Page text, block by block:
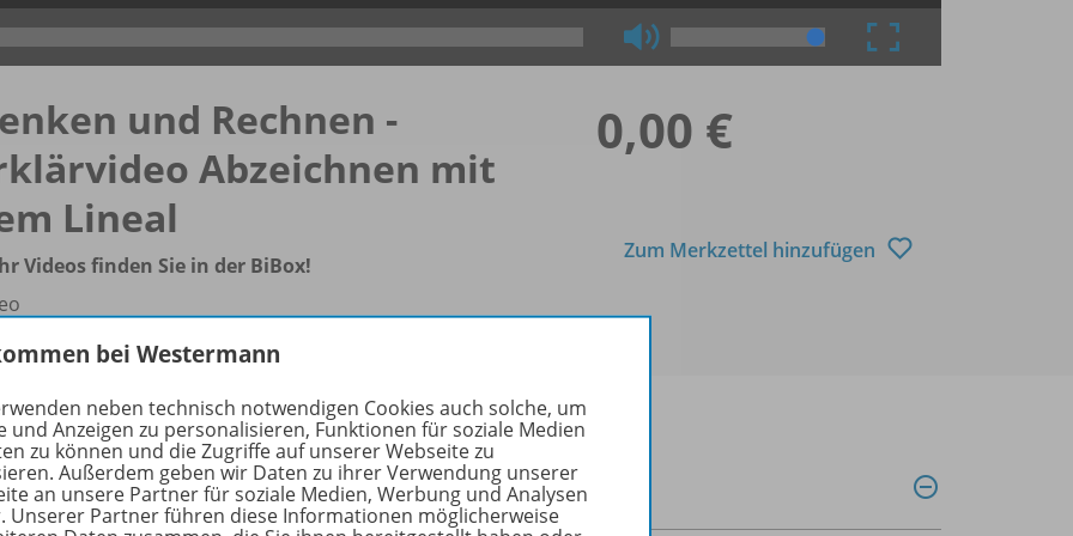
und Rechnen -
Abzeichnen mit
Lineal
Videos finden Sie in der BiBox!
0,00 €
Zum Merkzettel hinzufügen
bei Westermann
neben technisch notwendigen Cookies auch solche, um
und Anzeigen zu personalisieren, Funktionen für soziale Medien
zu können und die Zugriffe auf unserer Webseite zu
Außerdem geben wir Daten zu ihrer Verwendung unserer
an unsere Partner für soziale Medien, Werbung und Analysen
Unserer Partner führen diese Informationen möglicherweise